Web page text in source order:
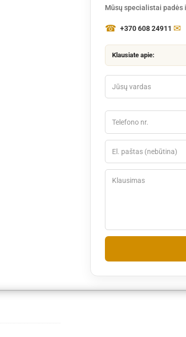
Mūsų specialistai
+370 608 24911
Klausiate apie: